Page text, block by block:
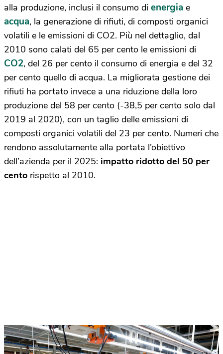
alla produzione, inclusi il consumo di energia e
acqua, la generazione di rifiuti, di composti organici
volatili e le emissioni di CO2. Più nel dettaglio, dal
2010 sono calati del 65 per cento le emissioni di
CO2, del 26 per cento il consumo di energia e del 32
per cento quello di acqua. La migliorata gestione dei
rifiuti ha portato invece a una riduzione della loro
produzione del 58 per cento (-38,5 per cento solo dal
2019 al 2020), con un taglio delle emissioni di
composti organici volatili del 23 per cento. Numeri che
rendono assolutamente alla portata l’obiettivo
dell’azienda per il 2025: impatto ridotto del 50 per
cento rispetto al 2010.